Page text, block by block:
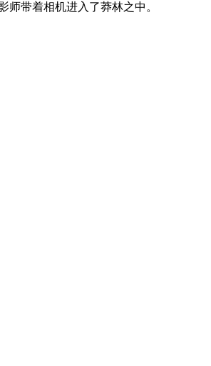
带着相机进入了莽林之中。